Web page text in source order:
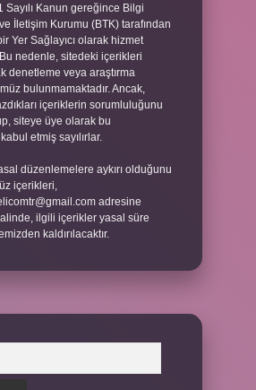
Sayılı Kanun gereğince Bilgi
İletişim Kurumu (BTK) tarafından
Yer Sağlayıcı olarak hizmet
nedenle, sitedeki içerikleri
denetleme veya araştırma
bulunmamaktadır. Ancak,
içeriklerin sorumluluğunu
siteye üye olarak bu
etmiş sayılırlar.
düzenlemelere aykırı olduğunu
içerikleri,
adresine
ilgili içerikler yasal süre
kaldırılacaktır.